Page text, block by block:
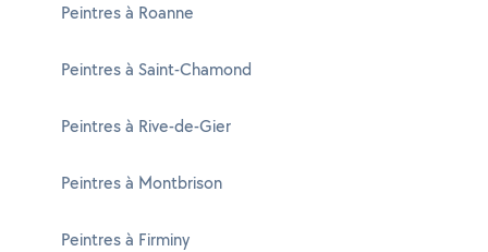
Peintres à Roanne
Peintres à Saint-Chamond
Peintres à Rive-de-Gier
Peintres à Montbrison
Peintres à Firminy